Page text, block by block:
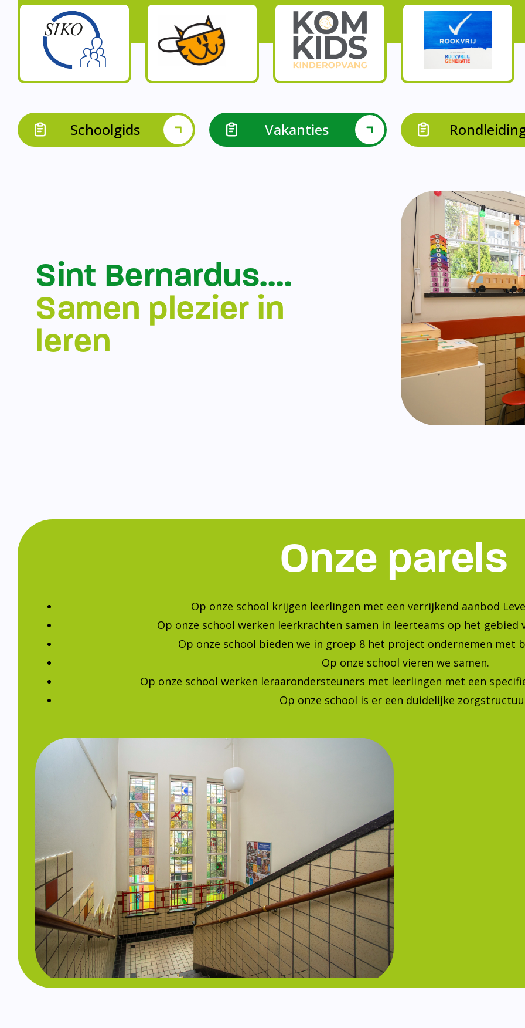
Op onze school krijgen leerlingen met een verrijkend aanbod
Op onze school werken leerkrachten samen in leerteams op het gebied
Op onze school vieren we samen.
Op onze school werken leraarondersteuners met leerlingen met een
Op onze school is er een duidelijke
Bekijk onze foto's op
Blijf op de hoogte van de laatste ontwikkelingen!